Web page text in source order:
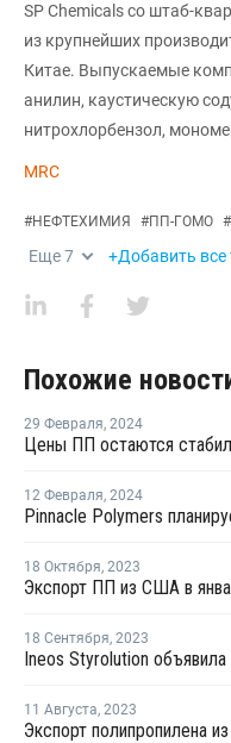
SP Chemicals со штаб-
из крупнейших
Китае. Выпускаемые
анилин, каустическую
нитрохлорбензол,
MRC
#НЕФТЕХИМИЯ #ПП-ГОМО #
Еще7 +Добавить все
Похожие
29 Февраля, 2024
Цены ПП остаются
12 Февраля, 2024
Pinnacle Polymers
18 Октября, 2023
18 Сентября, 2023
Ineos Styrolution
11 Августа, 2023